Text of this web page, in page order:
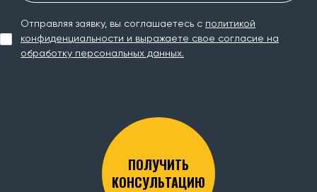
Отправляя заявку, вы соглашаетесь с политикой
конфиденциальности и выражаете свое согласие на
обработку персональных данных.
ПОЛУЧИТЬ
КОНСУЛЬТАЦИЮ